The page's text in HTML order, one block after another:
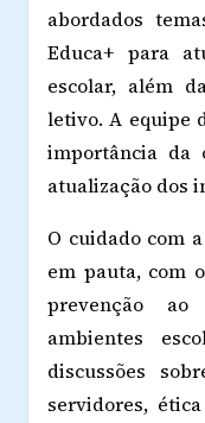
abordados
Educa+ para
escolar, além
letivo. A equipe
importância da
atualização dos
O cuidado com
em pauta, com
prevenção
ambientes
discussões
servidores,